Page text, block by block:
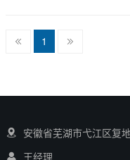
1
安徽省芜湖市弋江区复
王经理